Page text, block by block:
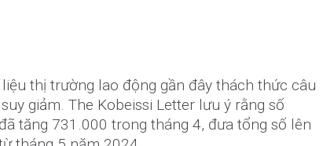
thị trường lao động gần đây thách thức câu
giảm. The Kobeissi Letter lưu ý rằng số
tăng 731.000 trong tháng 4, đưa tổng số lên